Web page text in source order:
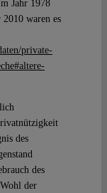
Jahr 1978
waren es
private-
des
des
der